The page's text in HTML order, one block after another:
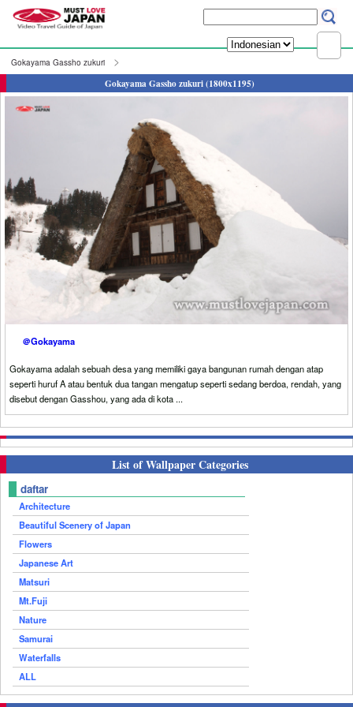
Gokayama Gassho zukuri
Gokayama Gassho zukuri (1800x1195)
＠Gokayama
Gokayama adalah sebuah desa yang memiliki gaya bangunan rumah dengan atap
seperti huruf A atau bentuk dua tangan mengatup seperti sedang berdoa, rendah, yang
disebut dengan Gasshou, yang ada di kota ...
List of Wallpaper Categories
daftar
Architecture
Beautiful Scenery of Japan
Flowers
Japanese Art
Matsuri
Mt.Fuji
Nature
Samurai
Waterfalls
ALL